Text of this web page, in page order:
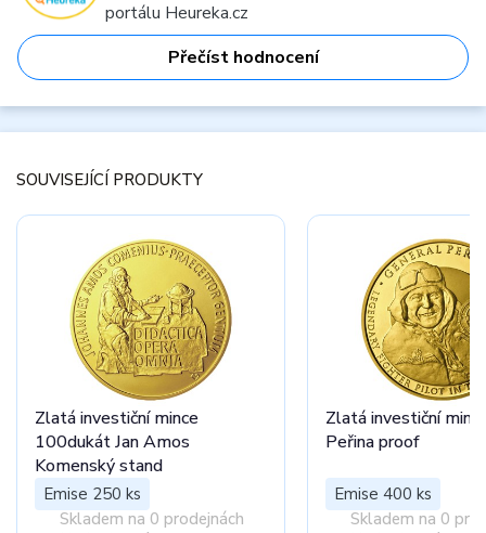
portálu Heureka.cz
Přečíst hodnocení
SOUVISEJÍCÍ PRODUKTY
Zlatá investiční mince
100dukát Jan Amos
Komenský stand
Emise 250 ks
Skladem na 0 prodejnách
Zlatá investiční
Peřina proof
Emise 400 ks
Skladem na 0